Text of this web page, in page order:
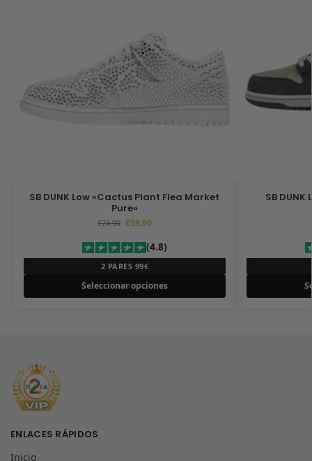
SB DUNK Low «Cactus Plant Flea Market
Pure»
€74.90 €59.90
(4.8)
2 PARES 99€
Seleccionar opciones
SB
ENLACES RÁPIDOS
Inicio